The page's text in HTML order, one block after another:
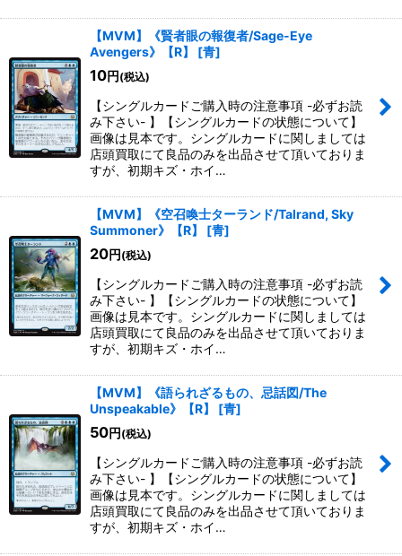
【MVM】《賢者眼の報復者/Sage-Eye
Avengers》【R】
[青]
10円 (税込)
【シングルカードご購入時の注意事項 -必ずお読
み下さい- 】【シングルカードの状態について】
画像は見本です。シングルカードに関しましては
店頭買取にて良品のみを出品させて頂いておりま
すが、初期キズ・ホイ…
【MVM】《空召喚士ターランド/Talrand, Sky
Summoner》【R】
[青]
20円 (税込)
【シングルカードご購入時の注意事項 -必ずお読
み下さい- 】【シングルカードの状態について】
画像は見本です。シングルカードに関しましては
店頭買取にて良品のみを出品させて頂いておりま
すが、初期キズ・ホイ…
【MVM】《語られざるもの、忌話図/The
Unspeakable》【R】
[青]
50円 (税込)
【シングルカードご購入時の注意事項 -必ずお読
み下さい- 】【シングルカードの状態について】
画像は見本です。シングルカードに関しましては
店頭買取にて良品のみを出品させて頂いておりま
すが、初期キズ・ホイ…